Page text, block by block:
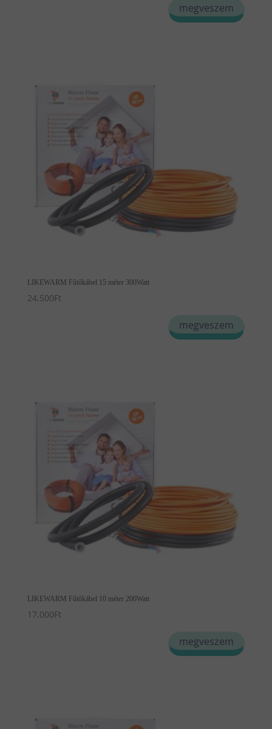
megveszem
LIKEWARM Fűtőkábel 15 méter 300Watt
24,500Ft
megveszem
LIKEWARM Fűtőkábel 10 méter 200Watt
17,000Ft
megveszem